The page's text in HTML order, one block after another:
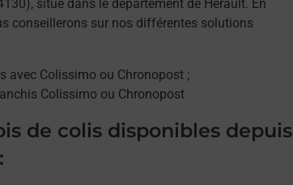
situé dans le département de Hérault. En
conseillerons sur nos différentes solutions
avec Colissimo ou Chronopost ;
Colissimo ou Chronopost
de colis disponibles depuis